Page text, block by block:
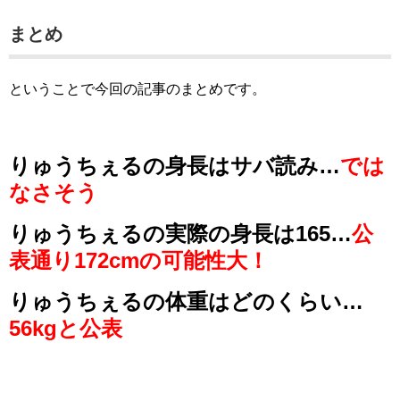
まとめ
ということで今回の記事のまとめです。
りゅうちぇるの身長はサバ読み…では
なさそう
りゅうちぇるの実際の身長は165…公
表通り172cmの可能性大！
りゅうちぇるの体重はどのくらい…
56kgと公表